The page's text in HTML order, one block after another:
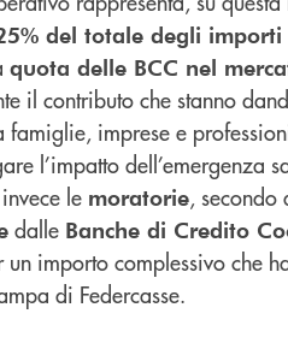
del totale degli
quota delle BCC nel
il contributo che stanno
imprese e
l’impatto dell’emergenza
le moratorie,
dalle Banche di Credito
un importo complessivo che
di Federcasse.